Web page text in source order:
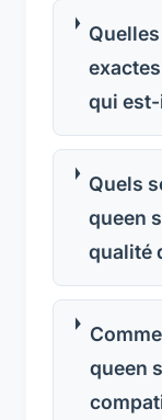
qui
Quels
queen
qualité
queen